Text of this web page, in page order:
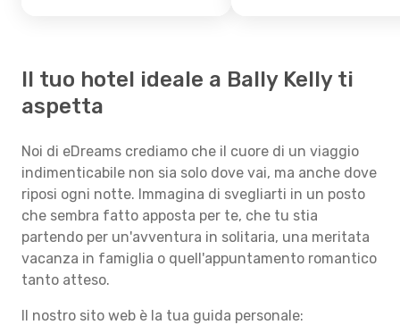
Il tuo hotel ideale a Bally Kelly ti
aspetta
Noi di eDreams crediamo che il cuore di un viaggio
indimenticabile non sia solo dove vai, ma anche dove
riposi ogni notte. Immagina di svegliarti in un posto
che sembra fatto apposta per te, che tu stia
partendo per un'avventura in solitaria, una meritata
vacanza in famiglia o quell'appuntamento romantico
tanto atteso.
Il nostro sito web è la tua guida personale: